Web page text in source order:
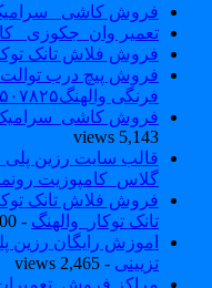
فروش کاشی _سرامیک۸۸۰۴۲۱۷۴
تعمیر وان_جکوزی_ کابین
فروش فلاش تانک
فروش پیچ درب توالت
فرنگی والهنگ۰۹۱۲۱۵۰۷۸۲۵
فروش کاشی_سرامیک استخر
5,143 views
قالب سایت رزین پلی
گلاس_کامپوزیت
فروش فلاش تانک
تانک توکار_والهنگ- 10,500 views
اموزش رایگان رزین
تزیینی- 2,465 views
مراکز فروش_تعمیرات